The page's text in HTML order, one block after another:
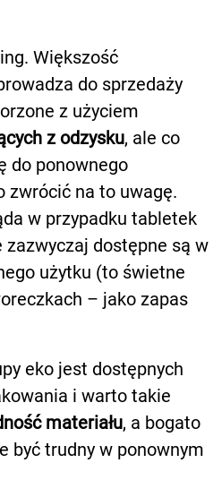
Większość
do sprzedaży
z użyciem
z odzysku, ale co
do ponownego
zwrócić na to uwagę.
w przypadku tabletek
zazwyczaj dostępne są w
użytku (to świetne
– jako zapas
eko jest dostępnych
i warto takie
materiału, a bogato
być trudny w ponownym